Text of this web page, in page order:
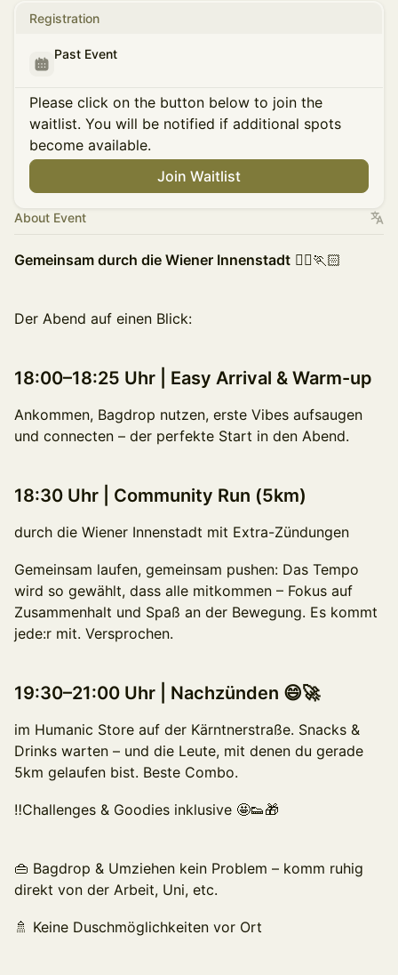
Registration
Past Event
Please click on the button below to join the
waitlist. You will be notified if additional spots
become available.
Join Waitlist
About Event
Gemeinsam durch die Wiener Innenstadt 🏃‍♀️🏃🏻
Der Abend auf einen Blick:
18:00–18:25 Uhr | Easy Arrival & Warm-up
Ankommen, Bagdrop nutzen, erste Vibes aufsaugen
und connecten – der perfekte Start in den Abend.
18:30 Uhr | Community Run (5km)
durch die Wiener Innenstadt mit Extra-Zündungen
Gemeinsam laufen, gemeinsam pushen: Das Tempo
wird so gewählt, dass alle mitkommen – Fokus auf
Zusammenhalt und Spaß an der Bewegung. Es kommt
jede:r mit. Versprochen.
19:30–21:00 Uhr | Nachzünden 😄🚀
im Humanic Store auf der Kärntnerstraße. Snacks &
Drinks warten – und die Leute, mit denen du gerade
5km gelaufen bist. Beste Combo.
‼️Challenges & Goodies inklusive 🤩👟🎁
👜 Bagdrop & Umziehen kein Problem – komm ruhig
direkt von der Arbeit, Uni, etc.
🚿 Keine Duschmöglichkeiten vor Ort